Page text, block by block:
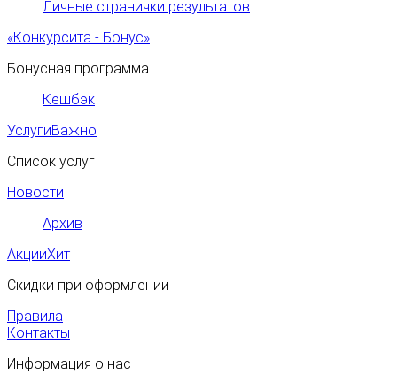
Личные странички результатов
«Конкурсита - Бонус»
Бонусная программа
Кешбэк
УслугиВажно
Список услуг
Новости
Архив
АкцииХит
Скидки при оформлении
Правила
Контакты
Информация о нас